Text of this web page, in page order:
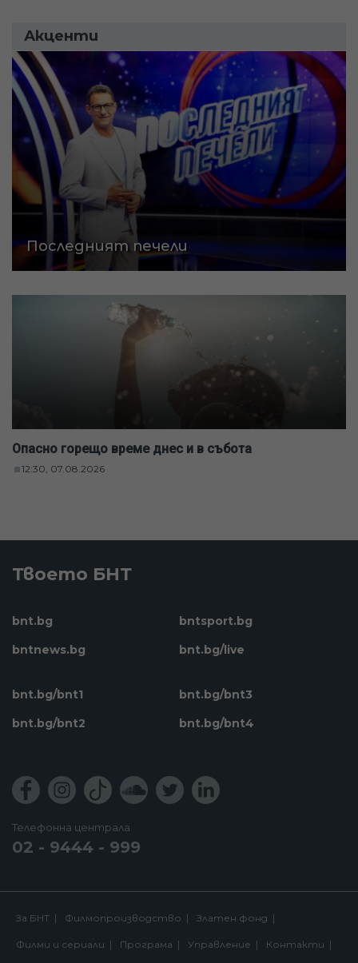
Акценти
Последният печели
Опасно горещо време днес и в събота
12:30, 07.08.2026
Твоето БНТ
bnt.bg
bntnews.bg
bntsport.bg
bnt.bg/live
bnt.bg/bnt1
bnt.bg/bnt2
bnt.bg/bnt3
bnt.bg/bnt4
Телефонна централа
02 - 9444 - 999
За БНТ Филмопроизводство Златен фонд
Филми и сериали Програма Управление Контакти